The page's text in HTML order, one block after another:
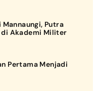
Putra
di Akademi Militer
Pertama Menjadi